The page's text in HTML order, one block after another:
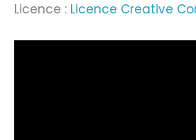
Licence : Licence Creative